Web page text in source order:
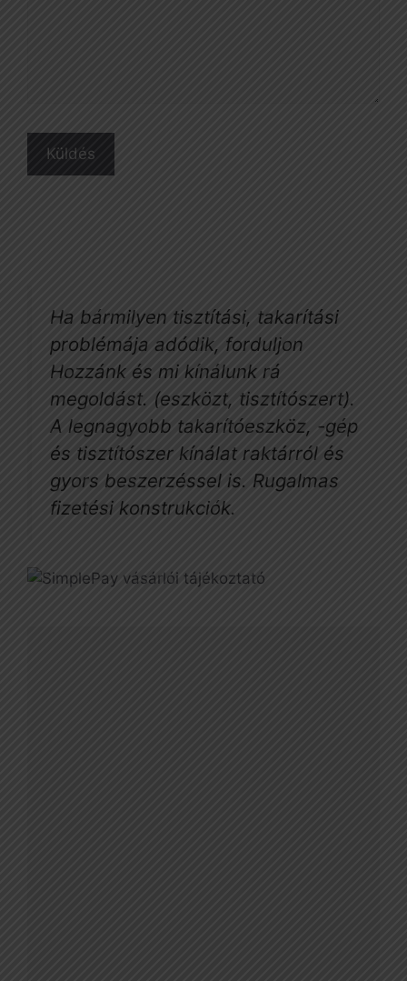
Ha bármilyen tisztítási, takarítási
problémája adódik, forduljon
Hozzánk és mi kínálunk rá
megoldást. (eszközt, tisztítószert).
A legnagyobb takarítóeszköz, -gép
és tisztítószer kínálat raktárról és
gyors beszerzéssel is. Rugalmas
fizetési konstrukciók.